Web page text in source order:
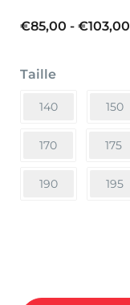
€85,00 - €103,00
Taille
140 150
170 175
190 195